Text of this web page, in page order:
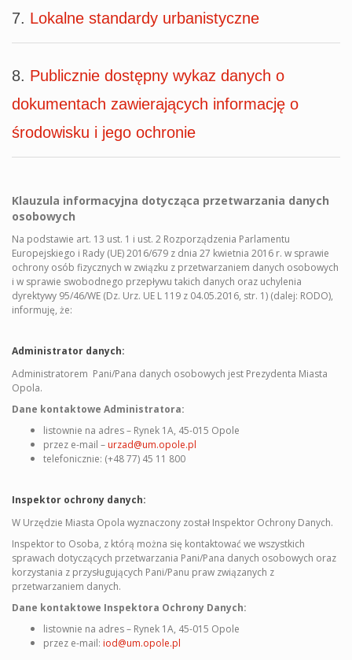
7. Lokalne standardy urbanistyczne
8. Publicznie dostępny wykaz danych o
dokumentach zawierających informację o
środowisku i jego ochronie
Klauzula informacyjna dotycząca przetwarzania danych
osobowych
Na podstawie art. 13 ust. 1 i ust. 2 Rozporządzenia Parlamentu
Europejskiego i Rady (UE) 2016/679 z dnia 27 kwietnia 2016 r. w sprawie
ochrony osób fizycznych w związku z przetwarzaniem danych osobowych
i w sprawie swobodnego przepływu takich danych oraz uchylenia
dyrektywy 95/46/WE (Dz. Urz. UE L 119 z 04.05.2016, str. 1) (dalej: RODO),
informuję, że:
Administrator danych:
Administratorem Pani/Pana danych osobowych jest Prezydenta Miasta
Opola.
Dane kontaktowe Administratora:
listownie na adres – Rynek 1A, 45-015 Opole
przez e-mail – urzad@um.opole.pl
telefonicznie: (+48 77) 45 11 800
Inspektor ochrony danych:
W Urzędzie Miasta Opola wyznaczony został Inspektor Ochrony Danych.
Inspektor to Osoba, z którą można się kontaktować we wszystkich
sprawach dotyczących przetwarzania Pani/Pana danych osobowych oraz
korzystania z przysługujących Pani/Panu praw związanych z
przetwarzaniem danych.
Dane kontaktowe Inspektora Ochrony Danych:
listownie na adres – Rynek 1A, 45-015 Opole
przez e-mail: iod@um.opole.pl